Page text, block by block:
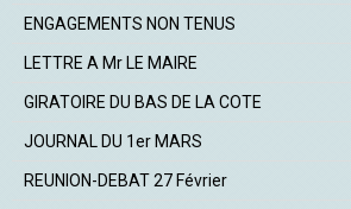
ENGAGEMENTS NON TENUS
LETTRE A Mr LE MAIRE
GIRATOIRE DU BAS DE LA COTE
JOURNAL DU 1er MARS
REUNION-DEBAT 27 Février